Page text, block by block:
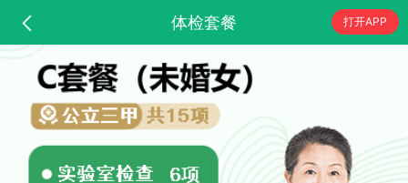
体检套餐 打开APP